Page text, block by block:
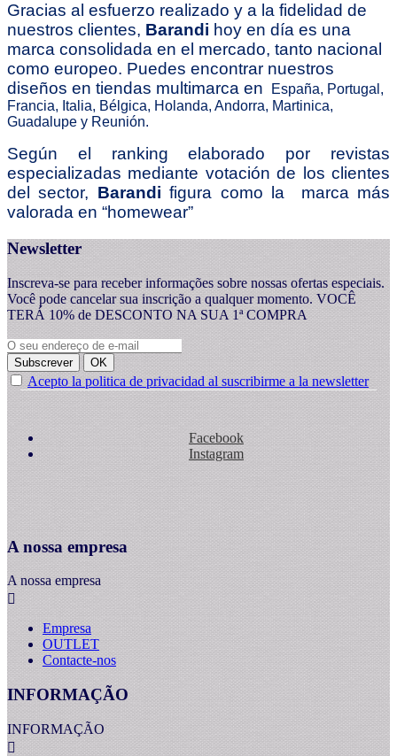
Gracias al esfuerzo realizado y a la fidelidad de
nuestros clientes, Barandi hoy en día es una
marca consolidada en el mercado, tanto nacional
como europeo. Puedes encontrar nuestros
diseños en tiendas multimarca en
España, Portugal,
Francia, Italia, Bélgica, Holanda, Andorra, Martinica,
Guadalupe y Reunión.
Según el ranking elaborado por revistas
especializadas mediante votación de los clientes
del sector, Barandifigura como la marca más
valorada en “homewear”
Newsletter
Inscreva-se para receber informações sobre nossas ofertas especiais.
Você pode cancelar sua inscrição a qualquer momento. VOCÊ
TERÁ 10% de DESCONTO NA SUA 1ª COMPRA
Subscrever OK
Acepto la politica de privacidad al suscribirme a la newsletter
Facebook
Instagram
A nossa empresa
A nossa empresa

Empresa
OUTLET
Contacte-nos
INFORMAÇÃO
INFORMAÇÃO
